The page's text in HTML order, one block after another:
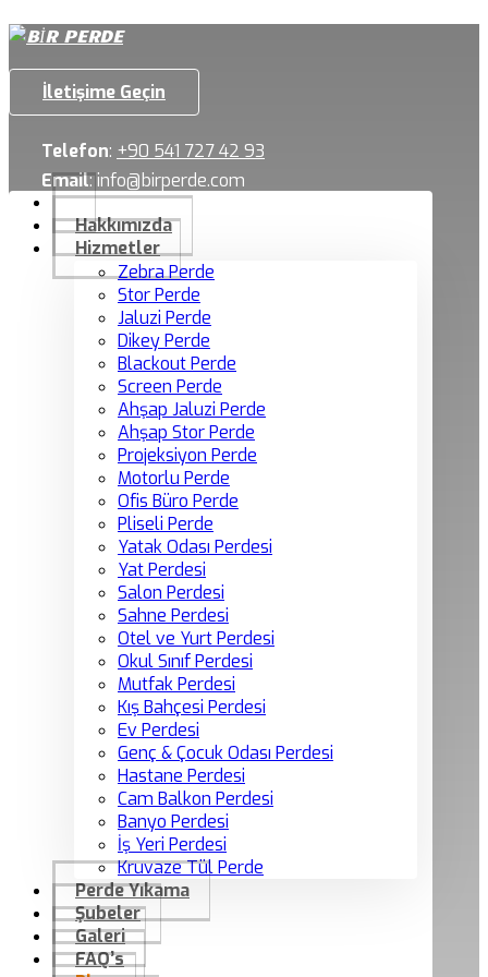
İletişime Geçin
Telefon: +90 541 727 42 93
Email:info@birperde.com
Hakkımızda
Hizmetler
Zebra Perde
Stor Perde
Jaluzi Perde
Dikey Perde
Blackout Perde
Screen Perde
Ahşap Jaluzi Perde
Ahşap Stor Perde
Projeksiyon Perde
Motorlu Perde
Ofis Büro Perde
Pliseli Perde
Yatak Odası Perdesi
Yat Perdesi
Salon Perdesi
Sahne Perdesi
Otel ve Yurt Perdesi
Okul Sınıf Perdesi
Mutfak Perdesi
Kış Bahçesi Perdesi
Ev Perdesi
Genç & Çocuk Odası Perdesi
Hastane Perdesi
Cam Balkon Perdesi
Banyo Perdesi
İş Yeri Perdesi
Kruvaze Tül Perde
Perde Yıkama
Şubeler
Galeri
FAQ’s